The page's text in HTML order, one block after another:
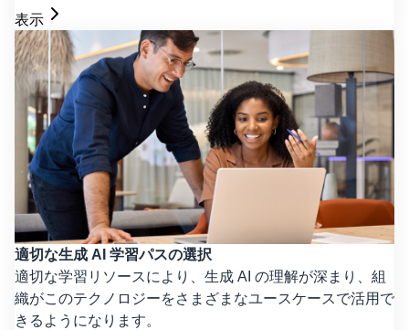
表示
適切な生成 AI 学習パスの選択
適切な学習リソースにより、生成 AI の理解が深まり、組
織がこのテクノロジーをさまざまなユースケースで活用で
きるようになります。